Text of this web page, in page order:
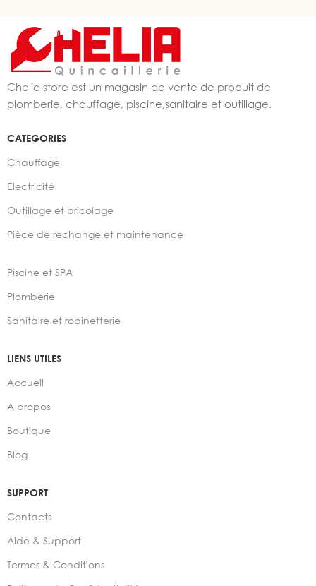
Chelia store est un magasin de vente de produit de
plomberie, chauffage, piscine,sanitaire et outillage.
CATEGORIES
Chauffage
Electricité
Outillage et bricolage
Pièce de rechange et maintenance
Piscine et SPA
Plomberie
Sanitaire et robinetterie
LIENS UTILES
Accueil
A propos
Boutique
Blog
SUPPORT
Contacts
Aide & Support
Termes & Conditions